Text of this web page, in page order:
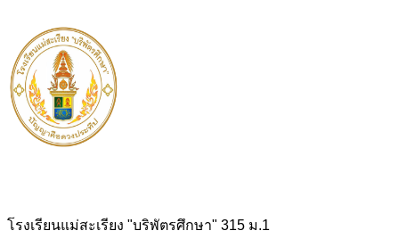
โรงเรียนแม่สะเรียง "บริพัตรศึกษา" 315 ม.1